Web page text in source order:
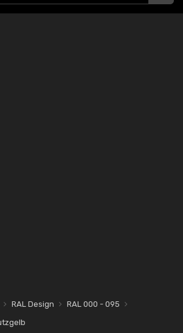
RAL Design
RAL 000 - 095